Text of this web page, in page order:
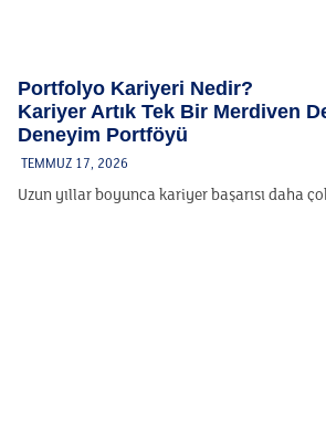
Portfolyo Kariyeri Nedir?
Kariyer Artık Tek Bir Merdiven
Deneyim Portföyü
TEMMUZ 17, 2026
Uzun yıllar boyunca kariyer başarısı daha